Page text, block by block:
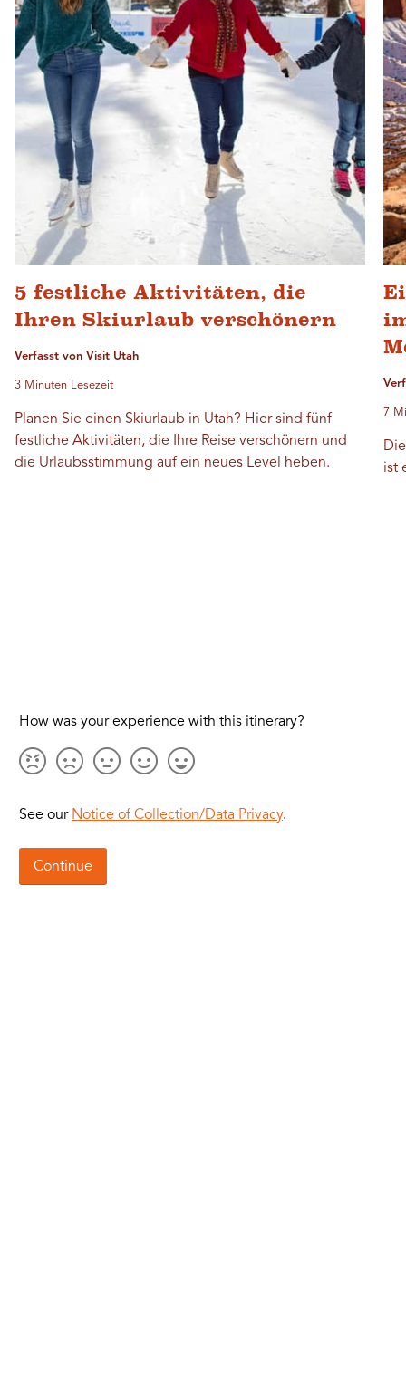
5 festliche Aktivitäten, die
Ihren Skiurlaub verschönern
Verfasst von Visit Utah
3 Minuten Lesezeit
Planen Sie einen Skiurlaub in Utah? Hier sind fünf
festliche Aktivitäten, die Ihre Reise verschönern und
die Urlaubsstimmung auf ein neues Level heben.
7
ist